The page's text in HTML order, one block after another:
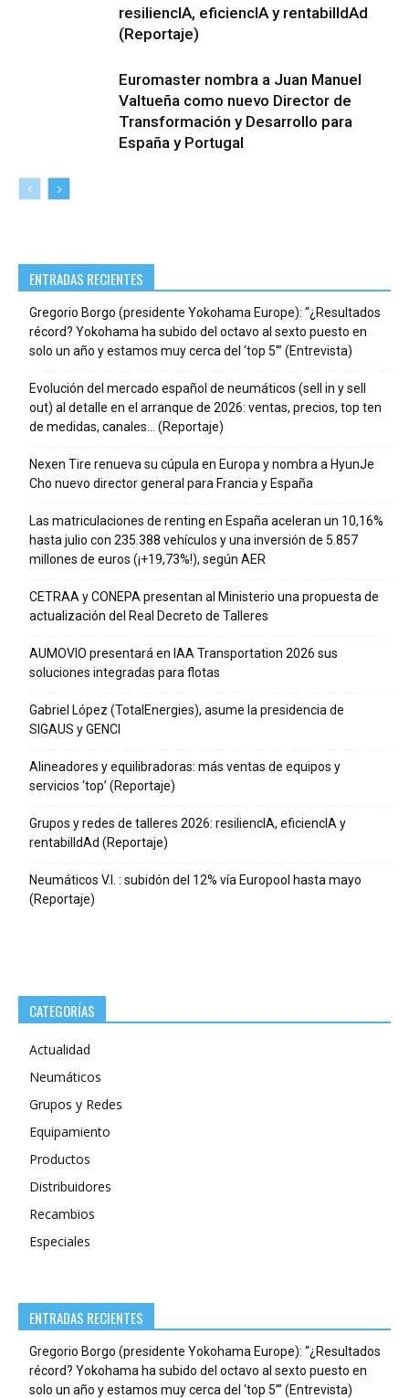
resiliencIA, eficiencIA y rentabilIdAd
(Reportaje)
Euromaster nombra a Juan Manuel
Valtueña como nuevo Director de
Transformación y Desarrollo para
España y Portugal
ENTRADAS RECIENTES
Gregorio Borgo (presidente Yokohama Europe): “¿Resultados
récord? Yokohama ha subido del octavo al sexto puesto en
solo un año y estamos muy cerca del ‘top 5’” (Entrevista)
Evolución del mercado español de neumáticos (sell in y sell
out) al detalle en el arranque de 2026: ventas, precios, top ten
de medidas, canales… (Reportaje)
Nexen Tire renueva su cúpula en Europa y nombra a HyunJe
Cho nuevo director general para Francia y España
Las matriculaciones de renting en España aceleran un 10,16%
hasta julio con 235.388 vehículos y una inversión de 5.857
millones de euros (¡+19,73%!), según AER
CETRAA y CONEPA presentan al Ministerio una propuesta de
actualización del Real Decreto de Talleres
AUMOVIO presentará en IAA Transportation 2026 sus
soluciones integradas para flotas
Gabriel López (TotalEnergies), asume la presidencia de
SIGAUS y GENCI
Alineadores y equilibradoras: más ventas de equipos y
servicios ‘top’ (Reportaje)
Grupos y redes de talleres 2026: resiliencIA, eficiencIA y
rentabilIdAd (Reportaje)
Neumáticos V.I. : subidón del 12% vía Europool hasta mayo
(Reportaje)
CATEGORÍAS
Actualidad
Neumáticos
Grupos y Redes
Equipamiento
Productos
Distribuidores
Recambios
Especiales
ENTRADAS RECIENTES
Gregorio Borgo (presidente Yokohama Europe): “¿Resultados
récord? Yokohama ha subido del octavo al sexto puesto en
solo un año y estamos muy cerca del ‘top 5’” (Entrevista)